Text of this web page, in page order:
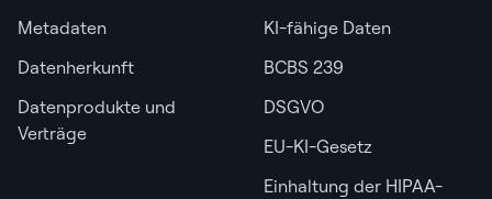
Metadaten
Datenherkunft
Datenprodukte und
Verträge
KI-fähige Daten
BCBS 239
DSGVO
EU-KI-Gesetz
Einhaltung der HIPAA-